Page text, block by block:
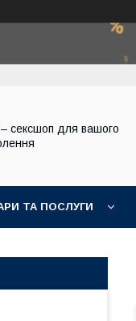
сексшоп для вашого
ТА ПОСЛУГИ